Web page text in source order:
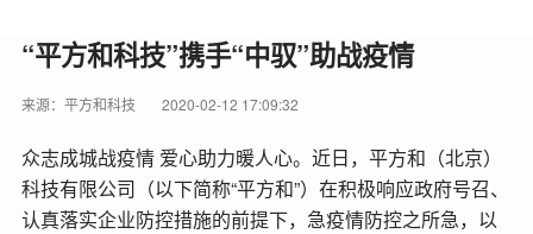
“平方和科技”携手“中驭”助战疫情
来源：平方和科技 2020-02-12 17:09:32
众志成城战疫情 爱心助力暖人心。近日，平方和（北京）
科技有限公司（以下简称“平方和”）在积极响应政府号召、
认真落实企业防控措施的前提下，急疫情防控之所急，以